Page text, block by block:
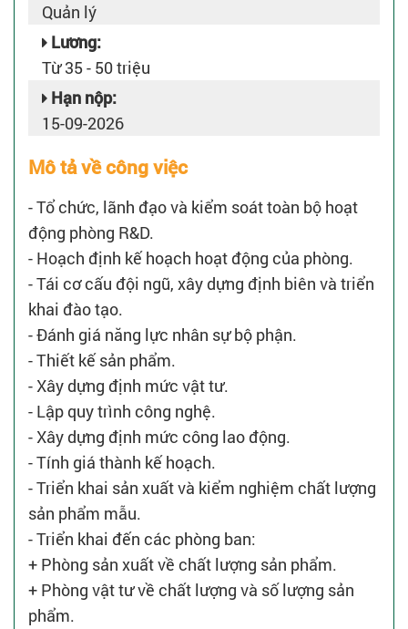
Quản lý
Lương:
Từ 35 - 50 triệu
Hạn nộp:
15-09-2026
Mô tả về công việc
- Tổ chức, lãnh đạo và kiểm soát toàn bộ hoạt
động phòng R&D.
- Hoạch định kế hoạch hoạt động của phòng.
- Tái cơ cấu đội ngũ, xây dựng định biên và triển
khai đào tạo.
- Đánh giá năng lực nhân sự bộ phận.
- Thiết kế sản phẩm.
- Xây dựng định mức vật tư.
- Lập quy trình công nghệ.
- Xây dựng định mức công lao động.
- Tính giá thành kế hoạch.
- Triển khai sản xuất và kiểm nghiệm chất lượng
sản phẩm mẫu.
- Triển khai đến các phòng ban:
+ Phòng sản xuất về chất lượng sản phẩm.
+ Phòng vật tư về chất lượng và số lượng sản
phẩm.